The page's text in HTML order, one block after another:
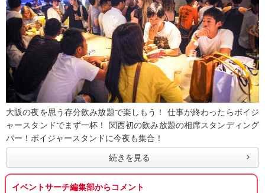
大阪の夜を思う存分飲み放題で楽しもう！ 仕事が終わったらボイジ
ャースタンドでまず一杯！ 関西初の飲み放題の相席スタンディング
バー！ボイジャースタンドに今夜も集合！
続きを見る
イベントサーチ編集部からコメント